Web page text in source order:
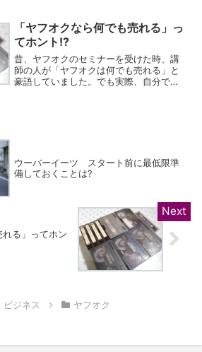
商品受け渡しのやり取りをします。私は
2011年頃からヤフオク...
「ヤフオクなら何でも売れる」っ
てホント!?
昔、ヤフオクのセミナーを受けた時、講
師の人が「ヤフオクは何でも売れる」と
豪語していました。でも実際、自分でヤ
ウーバーイーツ スタート前に最低限準
備しておくことは?
れる」ってホン
ビジネス ヤフオク